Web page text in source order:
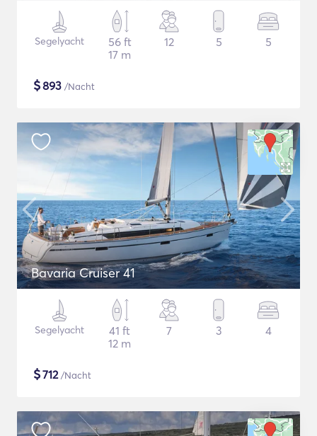
Segelyacht
56 ft
17 m
12 5 5
$893 /Nacht
Bavaria Cruiser 41
Segelyacht
41 ft
12 m
7 3 4
$712/Nacht